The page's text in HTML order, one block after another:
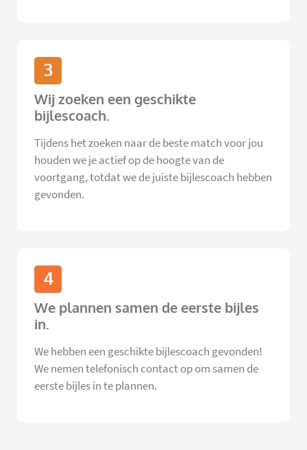
3
Wij zoeken een geschikte
bijlescoach.
Tijdens het zoeken naar de beste match voor jou
houden we je actief op de hoogte van de
voortgang, totdat we de juiste bijlescoach hebben
gevonden.
4
We plannen samen de eerste bijles
in.
We hebben een geschikte bijlescoach gevonden!
We nemen telefonisch contact op om samen de
eerste bijles in te plannen.